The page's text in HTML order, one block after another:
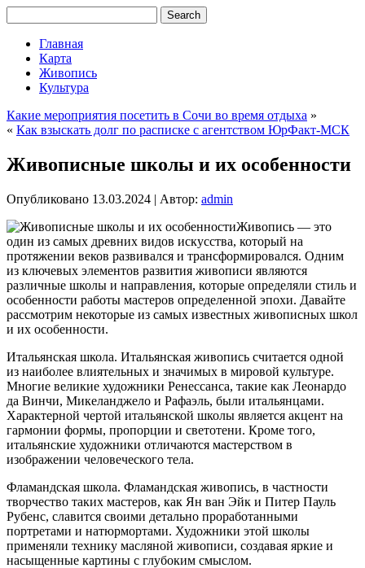
Главная
Карта
Живопись
Культура
Какие мероприятия посетить в Сочи во время отдыха »
« Как взыскать долг по расписке с агентством ЮрФакт-МСК
Живописные школы и их особенности
Опубликовано 13.03.2024 | Автор: admin
Живопись — это
один из самых древних видов искусства, который на
протяжении веков развивался и трансформировался. Одним
из ключевых элементов развития живописи являются
различные школы и направления, которые определяли стиль и
особенности работы мастеров определенной эпохи. Давайте
рассмотрим некоторые из самых известных живописных школ
и их особенности.
Итальянская школа. Итальянская живопись считается одной
из наиболее влиятельных и значимых в мировой культуре.
Многие великие художники Ренессанса, такие как Леонардо
да Винчи, Микеланджело и Рафаэль, были итальянцами.
Характерной чертой итальянской школы является акцент на
гармонии формы, пропорции и светотени. Кроме того,
итальянские художники отличаются мастерством в
изображении человеческого тела.
Фламандская школа. Фламандская живопись, в частности
творчество таких мастеров, как Ян ван Эйк и Питер Пауль
Рубенс, славится своими детально проработанными
портретами и натюрмортами. Художники этой школы
применяли технику масляной живописи, создавая яркие и
насыщенные картины с глубоким смыслом.